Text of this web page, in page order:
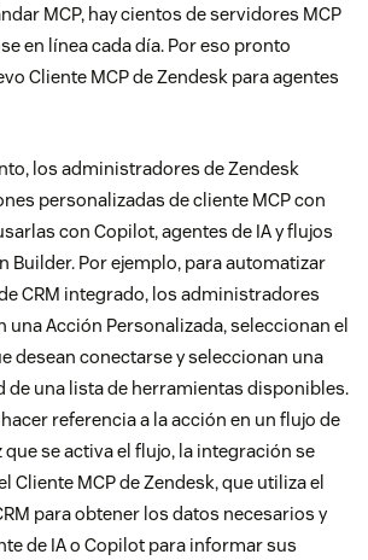
MCP, hay cientos de servidores MCP
en línea cada día. Por eso pronto
Cliente MCP de Zendesk para agentes
los administradores de Zendesk
personalizadas de cliente MCP con
con Copilot, agentes de IA y flujos
Builder. Por ejemplo, para automatizar
CRM integrado, los administradores
Acción Personalizada, seleccionan el
desean conectarse y seleccionan una
de una lista de herramientas disponibles.
referencia a la acción en un flujo de
que se activa el flujo, la integración se
Cliente MCP de Zendesk, que utiliza el
para obtener los datos necesarios y
de IA o Copilot para informar sus